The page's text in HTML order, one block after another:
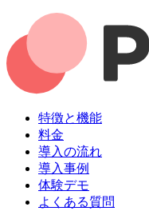
特徴と機能
料金
導入の流れ
導入事例
体験デモ
よくある質問